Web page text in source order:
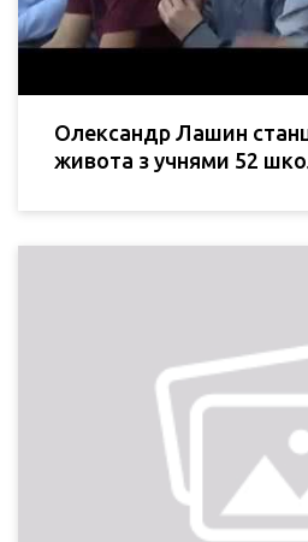
Олександр Лашин
живота з учнями 52